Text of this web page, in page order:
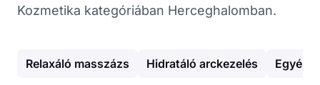
Kozmetika kategóriában Herceghalomban.
Relaxáló masszázs Hidratáló arckezelés Egyéb